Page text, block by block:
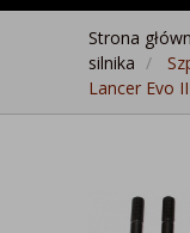
Strona
silnika
Lancer Evo